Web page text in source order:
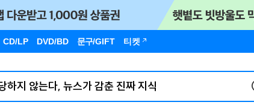
CD/LP DVD/BD 문구/GIFT 티켓